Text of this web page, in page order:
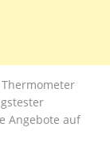
Thermometer
Angebote auf